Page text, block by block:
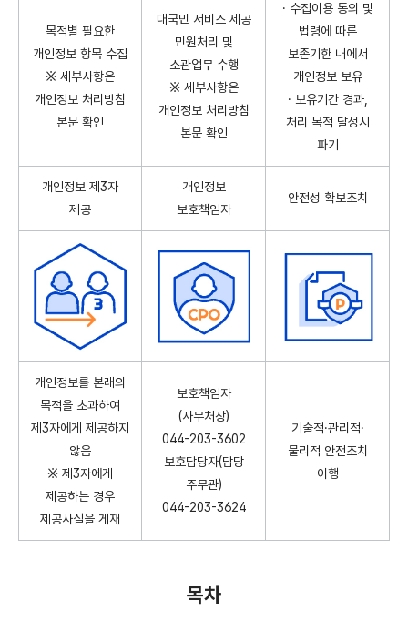
목적별 필요한
개인정보 항목 수집
※ 세부사항은
개인정보 처리방침
본문 확인
대국민 서비스 제공
민원처리 및
소관업무 수행
※ 세부사항은
개인정보 처리방침
본문 확인
· 수집이용 동의 및
법령에 따른
보존기한 내에서
개인정보 보유
· 보유기간 경과,
처리 목적 달성시
파기
개인정보 제3자
제공
개인정보
보호책임자
안전성 확보조치
개인정보를 본래의
목적을 초과하여
제3자에게 제공하지
않음
※ 제3자에게
제공하는 경우
제공사실을 게재
보호책임자
(사무처장)
044-203-3602
보호담당자(담당
주무관)
044-203-3624
기술적·관리적·
물리적 안전조치
이행
목차